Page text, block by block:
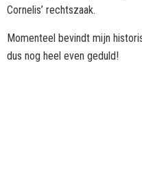
Cornelis’ rechtszaak.
Momenteel bevindt mijn
dus nog heel even geduld!